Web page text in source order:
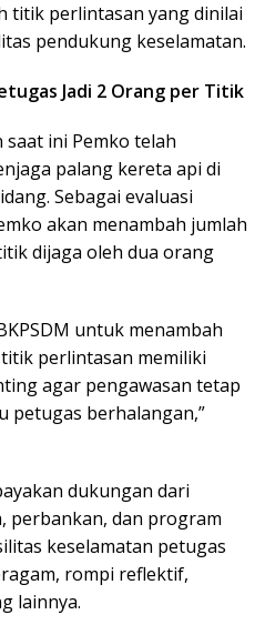
titik perlintasan yang dinilai
pendukung keselamatan.
Jadi 2 Orang per Titik
ini Pemko telah
palang kereta api di
Sebagai evaluasi
akan menambah jumlah
dijaga oleh dua orang
untuk menambah
perlintasan memiliki
agar pengawasan tetap
petugas berhalangan,”
dukungan dari
perbankan, dan program
keselamatan petugas
rompi reflektif,
lainnya.